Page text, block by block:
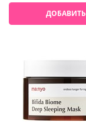
ДОБАВИТЬ